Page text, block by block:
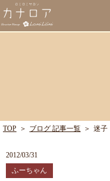
TOP ＞ ブログ 記事一覧 ＞ 迷子
2012/03/31
ふーちゃん